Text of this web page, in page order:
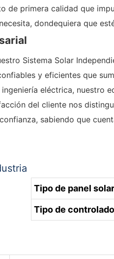
de primera calidad que
dondequiera que
Sistema Solar
y eficientes que
eléctrica, nuestro
del cliente nos
sabiendo que
Tipo de panel solar
Tipo de